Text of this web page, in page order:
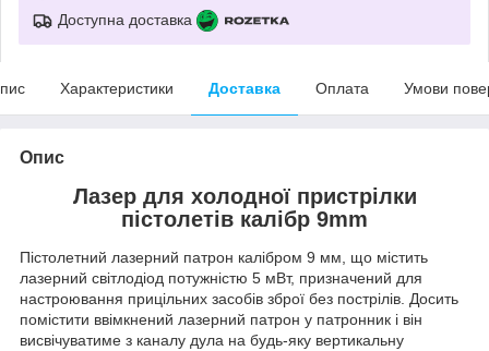
Доступна доставка
Характеристики Доставка Оплата Умови
Опис
Лазер для холодної пристрілки
пістолетів калібр 9mm
Пістолетний лазерний патрон калібром 9 мм, що містить
лазерний світлодіод потужністю 5 мВт, призначений для
настроювання прицільних засобів зброї без пострілів. Досить
помістити ввімкнений лазерний патрон у патронник і він
висвічуватиме з каналу дула на будь-яку вертикальну